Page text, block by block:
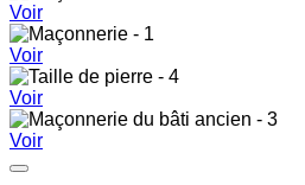
Voir
Voir
Voir
Voir